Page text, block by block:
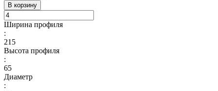
В корзину
Ширина профиля
:
215
Высота профиля
:
65
Диаметр
: